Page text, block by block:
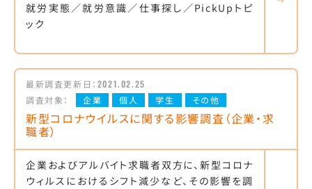
就労実態／就労意識／仕事探し／PickUpトピ
ック
最新調査更新日： 2021.02.25
調査対象：
企業 個人 学生 その他
新型コロナウイルスに関する影響調査（企業・求
職者）
企業およびアルバイト求職者双方に、新型コロナ
ウィルスにおけるシフト減少など、その影響を調